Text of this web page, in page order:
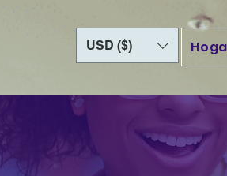
USD ($)